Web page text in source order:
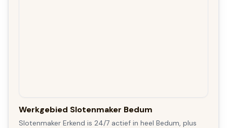
Werkgebied Slotenmaker Bedum
Slotenmaker Erkend is 24/7 actief in heel Bedum, plus